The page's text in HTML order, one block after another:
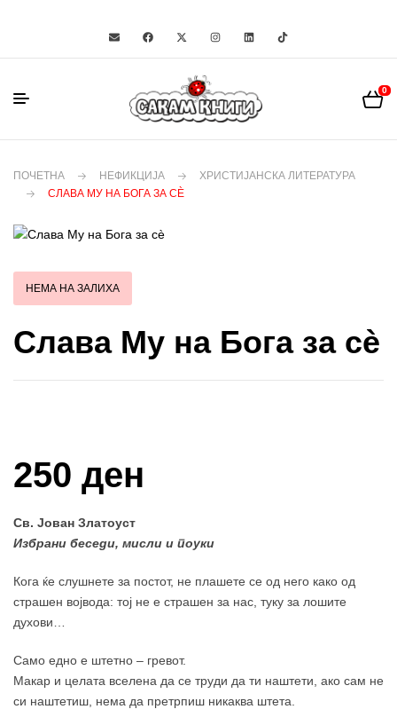
0
ПОЧЕТНА НЕФИКЦИЈА
ХРИСТИЈАНСКА ЛИТЕРАТУРА
СЛАВА МУ НА БОГА ЗА СÈ
НЕМА НА ЗАЛИХА
Слава Му на Бога за сè
250 ден
Св. Јован Златоуст
Избрани беседи, мисли и поуки
Кога ќе слушнете за постот, не плашете се од него како од
страшен војвода: тој не е страшен за нас, туку за лошите
духови…
Само едно е штетно – гревот.
Макар и целата вселена да се труди да ти наштети, ако сам не
си наштетиш, нема да претрпиш никаква штета.